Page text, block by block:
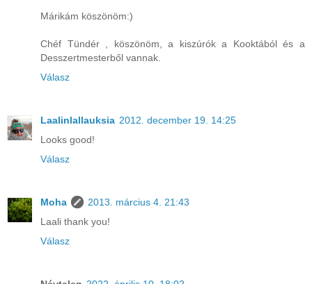
Márikám köszönöm:)
Chéf Tündér , köszönöm, a kiszúrók a Kooktából és a
Desszertmesterből vannak.
Válasz
Laalinlallauksia 2012. december 19. 14:25
Looks good!
Válasz
Moha
2013. március 4. 21:43
Laali thank you!
Válasz